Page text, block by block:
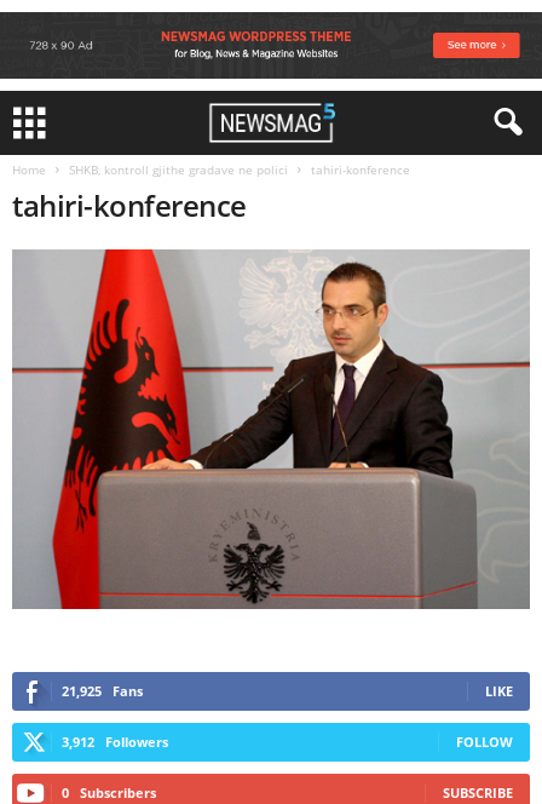
Home SHKB, kontroll gjithe gradave ne polici tahiri-konference
tahiri-konference
21,925 Fans LIKE
3,912 Followers FOLLOW
0 Subscribers SUBSCRIBE